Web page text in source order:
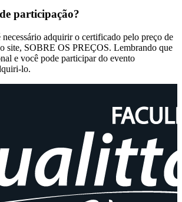
participação?
necessário adquirir o certificado pelo preço de
site, SOBRE OS PREÇOS. Lembrando que
e você pode participar do evento
lo.